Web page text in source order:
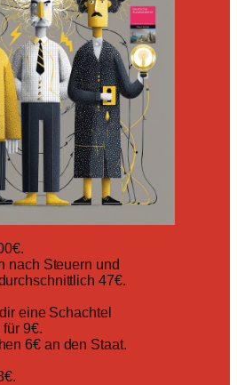
nach Steuern und
47€.
eine Schachtel
9€.
6€ an den Staat.